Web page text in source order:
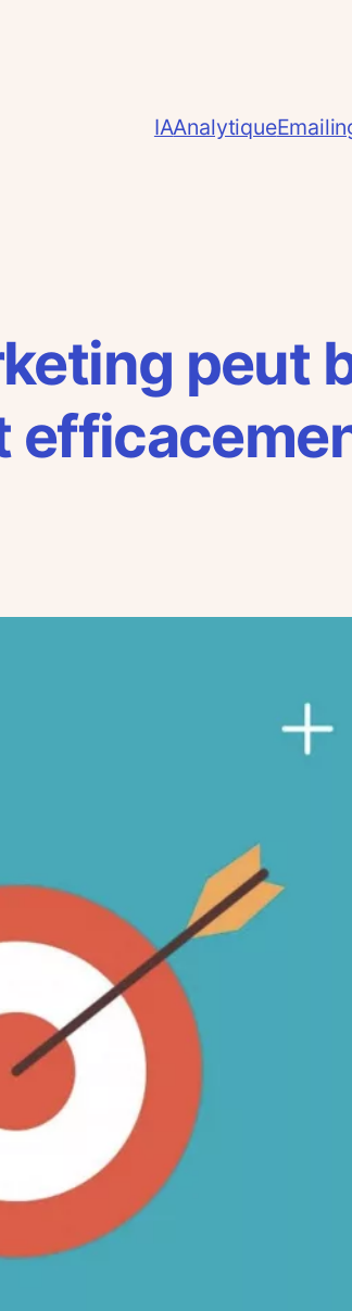
IAAnalytique
peut